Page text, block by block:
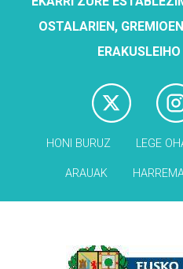
OSTALARIEN,
HONI BURUZ LEGE
ARAUAK